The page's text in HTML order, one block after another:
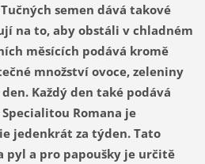
semen dává takové
na to, aby obstáli v chladném
měsících podává kromě
množství ovoce, zeleniny
Každý den také podává
Romana je
jedenkrát za týden. Tato
pyl a pro papoušky je určitě